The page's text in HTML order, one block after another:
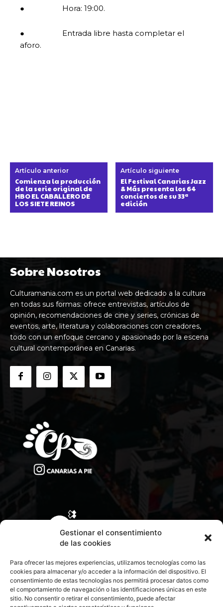
Gestionar el consentimiento
de las cookies
Para ofrecer las mejores experiencias, utilizamos tecnologías como las
cookies para almacenar y/o acceder a la información del dispositivo. El
consentimiento de estas tecnologías nos permitirá procesar datos como
el comportamiento de navegación o las identificaciones únicas en este
sitio. No consentir o retirar el consentimiento, puede afectar
● Hora: 19:00.
● Entrada libre hasta completar el
aforo.
Artículo anterior
Comienza la producción
de la serie original de
HBO EL CABALLERO DE
LOS SIETE REINOS
Artículo siguiente
El Festival Canarias Jazz
& Más presenta los 64
conciertos de su 33ª
edición
Sobre Nosotros
Culturamania.com es un portal web dedicado a la cultura
en todas sus formas: ofrece entrevistas, artículos de
opinión, recomendaciones de cine y series, crónicas de
eventos, arte, literatura y colaboraciones con creadores,
todo con un enfoque cercano y apasionado por la escena
cultural contemporánea en Canarias.